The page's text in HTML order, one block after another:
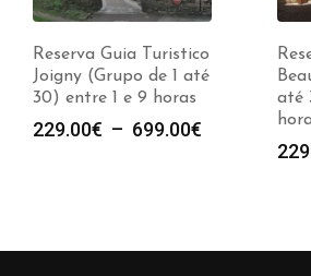
Reserva Guia Turistico
Joigny (Grupo de 1 até
30) entre 1 e 9 horas
229.00€ – 699.00€
699.00€
até